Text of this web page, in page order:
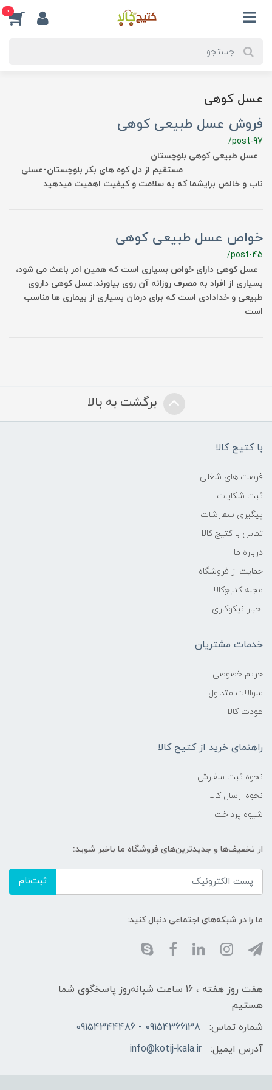
0
عسل کوهی
فروش عسل طبیعی کوهی
/post-97
عسل طبیعی کوهی بلوچستان
مستقیم از دل کوه های بکر بلوچستان-عسلی
ناب و خالص برایشما که به سلامت و کیفیت اهمیت میدهید
خواص عسل طبیعی کوهی
/post-45
عسل کوهی دارای خواص بسیاری است که همین امر باعث می شود،
بسیاری از افراد به مصرف روزانه آن روی بیاورند.عسل کوهی داروی
طبیعی و خدادادی است که برای درمان بسیاری از بیماری ها مناسب
است
برگشت به بالا
با کتیج کالا
فرصت های شغلی
ثبت شکایات
پیگیری سفارشات
تماس با کتیج کالا
درباره ما
حمایت از فروشگاه
مجله کتیج‌کالا
اخبار نیکوکاری
خدمات مشتریان
حریم خصوصی
سوالات متداول
عودت کالا
راهنمای خرید از کتیج کالا
نحوه ثبت سفارش
نحوه ارسال کالا
شیوه پرداخت
از تخفیف‌ها و جدیدترین‌های فروشگاه ما باخبر شوید:
ثبت‌نام
ما را در شبکه‌های اجتماعی دنبال کنید:
هفت روز هفته ، 16 ساعت شبانه‌روز پاسخگوی شما
هستیم
شماره تماس:
09154366138 - 09154344486
آدرس ایمیل:
info@kotij-kala.ir